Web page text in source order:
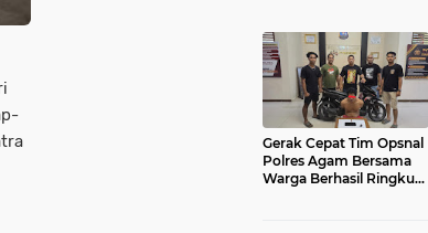
Gerak Cepat Tim Opsnal
Polres Agam Bersama
Warga Berhasil Ringkus